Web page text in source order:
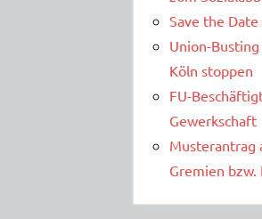
Save the Date
Union-
Köln stoppen
FU-
Gewerkschaft
Musterantrag
Gremien